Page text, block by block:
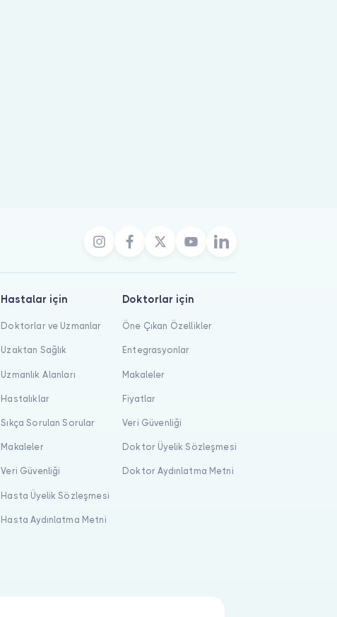
Hastalar için
Doktorlar ve Uzmanlar
Uzaktan Sağlık
Uzmanlık Alanları
Hastalıklar
Sıkça Sorulan Sorular
Makaleler
Veri Güvenliği
Hasta Üyelik Sözleşmesi
Hasta Aydınlatma Metni
Doktorlar için
Öne Çıkan Özellikler
Entegrasyonlar
Makaleler
Fiyatlar
Veri Güvenliği
Doktor Üyelik Sözleşmesi
Doktor Aydınlatma Metni